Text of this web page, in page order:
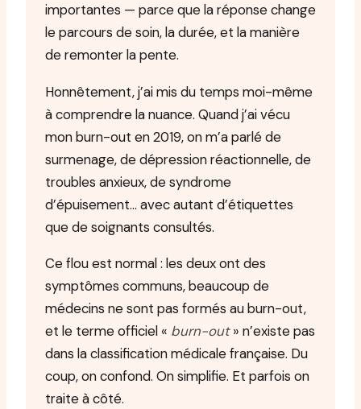
importantes — parce que la réponse change
le parcours de soin, la durée, et la manière
de remonter la pente.
Honnêtement, j’ai mis du temps moi-même
à comprendre la nuance. Quand j’ai vécu
mon burn-out en 2019, on m’a parlé de
surmenage, de dépression réactionnelle, de
troubles anxieux, de syndrome
d’épuisement… avec autant d’étiquettes
que de soignants consultés.
Ce flou est normal : les deux ont des
symptômes communs, beaucoup de
médecins ne sont pas formés au burn-out,
et le terme officiel « burn-out» n’existe pas
dans la classification médicale française. Du
coup, on confond. On simplifie. Et parfois on
traite à côté.